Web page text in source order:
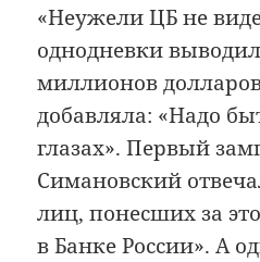
«Неужели ЦБ не
однодневки
миллионов
добавляла: «Надо
глазах». Первый
Симановский
лиц, понесших за
в Банке России». А